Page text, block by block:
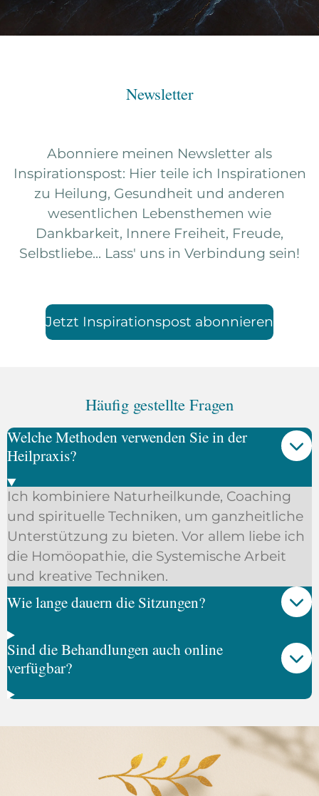
Newsletter
Abonniere meinen Newsletter als
Inspirationspost: Hier teile ich Inspirationen
zu Heilung, Gesundheit und anderen
wesentlichen Lebensthemen wie
Dankbarkeit, Innere Freiheit, Freude,
Selbstliebe... Lass' uns in Verbindung sein!
Jetzt Inspirationspost abonnieren
Häufig gestellte Fragen
Welche Methoden verwenden Sie in der
Heilpraxis?
Ich kombiniere Naturheilkunde, Coaching
und spirituelle Techniken, um ganzheitliche
Unterstützung zu bieten. Vor allem liebe ich
die Homöopathie, die Systemische Arbeit
und kreative Techniken.
Wie lange dauern die Sitzungen?
Sind die Behandlungen auch online
verfügbar?